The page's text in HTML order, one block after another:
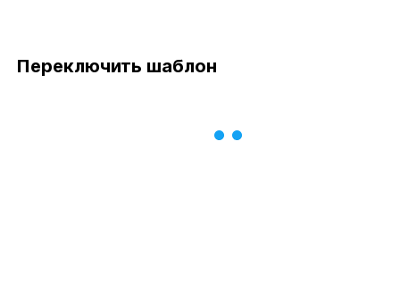
Переключить шаблон